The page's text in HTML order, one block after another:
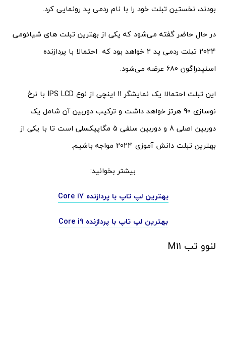
بودند، نخستین تبلت خود را با نام ردمی پد رونمایی کرد.
در حال حاضر گفته می‌شود که یکی از بهترین تبلت های شیائومی
2024 تبلت ردمی پد 2 خواهد بود که احتمالا با پردازنده
اسنپدراگون 680 عرضه می‌شود.
این تبلت احتمالا یک نمایشگر 11 اینچی از نوع IPS LCD با نرخ
نوسازی 90 هرتز خواهد داشت و ترکیب دوربین آن شامل یک
دوربین اصلی 8 و دوربین سلفی 5 مگاپیکسلی است تا با یکی از
بهترین تبلت دانش آموزی 2024 مواجه باشیم.
بیشتر بخوانید:
بهترین لپ تاپ با پردازنده Core i7
بهترین لپ تاپ با پردازنده Core i9
لنوو تب M11